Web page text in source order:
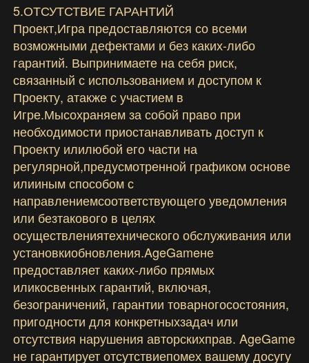
5.ОТСУТСТВИЕ ГАРАНТИЙ
Проект,Игра предоставляются со всеми
возможными дефектами и без каких-либо
гарантий. Выпринимаете на себя риск,
связанный с использованием и доступом к
Проекту, атакже с участием в
Игре.Мысохраняем за собой право при
необходимости приостанавливать доступ к
Проекту илилюбой его части на
регулярной,предусмотренной графиком основе
илииным способом с
направлениемсоответствующего уведомления
или безтакового в целях
осуществлениятехнического обслуживания или
установкиобновления.AgeGameне
предоставляет каких-либо прямых
иликосвенных гарантий, включая,
безограничений, гарантии товарногосостояния,
пригодности для конкретныхзадач или
отсутствия нарушения авторскихправ. AgeGame
не гарантирует отсутствиепомех вашему досугу